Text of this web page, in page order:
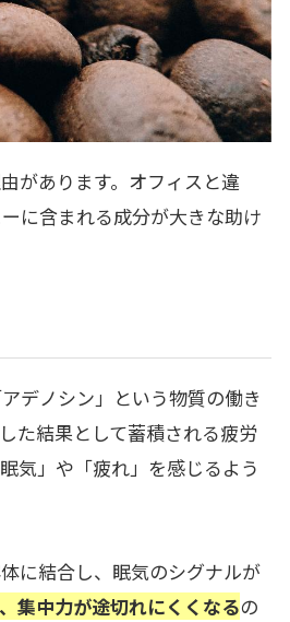
があります。オフィスと違
に含まれる成分が大きな助け
デノシン」という物質の働き
た結果として蓄積される疲労
気」や「疲れ」を感じるよう
に結合し、眠気のシグナルが
集中力が途切れにくくなるの